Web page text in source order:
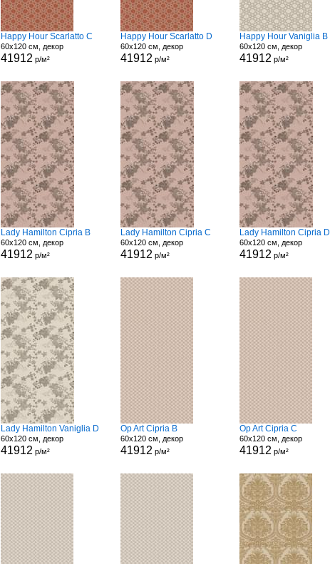
Happy Hour Scarlatto C
60x120 см, декор
41912 р/м²
Happy Hour Scarlatto D
60x120 см, декор
41912 р/м²
Happy Hour Vaniglia B
60x120 см, декор
41912 р/м²
Lady Hamilton Cipria B
60x120 см, декор
41912 р/м²
Lady Hamilton Cipria C
60x120 см, декор
41912 р/м²
Lady Hamilton Cipria D
60x120 см, декор
41912 р/м²
Lady Hamilton Vaniglia D
60x120 см, декор
41912 р/м²
Op Art Cipria B
60x120 см, декор
41912 р/м²
Op Art Cipria C
60x120 см, декор
41912 р/м²